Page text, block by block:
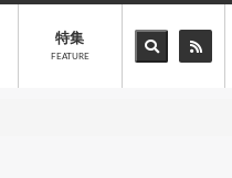
特集
FEATURE